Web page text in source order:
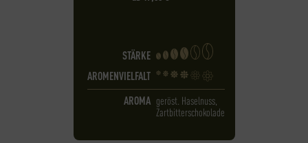
STÄRKE
AROMENVIELFALT
AROMA geröst. Haselnuss,
Zartbitterschokolade